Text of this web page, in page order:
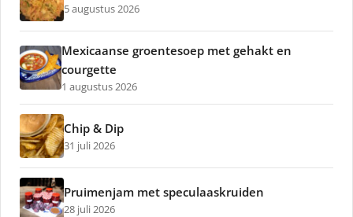
5 augustus 2026
Mexicaanse groentesoep met gehakt en
courgette
1 augustus 2026
Chip & Dip
31 juli 2026
Pruimenjam met speculaaskruiden
28 juli 2026